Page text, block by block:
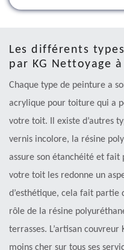
Les différents
par KG Nettoyage
Chaque type de peinture a
acrylique pour toiture qui a
votre toit. Il existe d’autres
vernis incolore, la résine
assure son étanchéité et fait
votre toit les redonne un
d’esthétique, cela fait partie
rôle de la résine
terrasses. L’artisan
moins cher sur tous ses